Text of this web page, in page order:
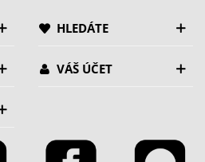
HLEDÁTE
VÁŠ ÚČET